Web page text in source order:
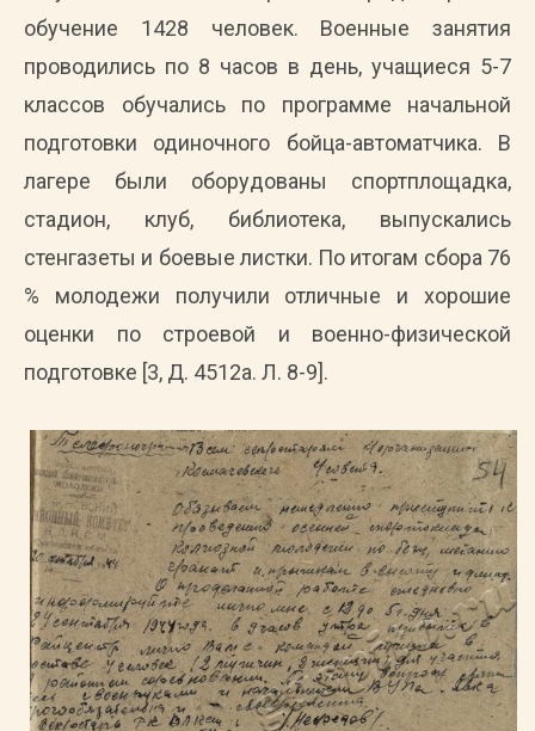
обучение 1428 человек. Военные занятия
проводились по 8 часов в день, учащиеся 5-7
классов обучались по программе начальной
подготовки одиночного бойца-автоматчика. В
лагере были оборудованы спортплощадка,
стадион, клуб, библиотека, выпускались
стенгазеты и боевые листки. По итогам сбора 76
% молодежи получили отличные и хорошие
оценки по строевой и военно-физической
подготовке [3, Д. 4512а. Л. 8-9].